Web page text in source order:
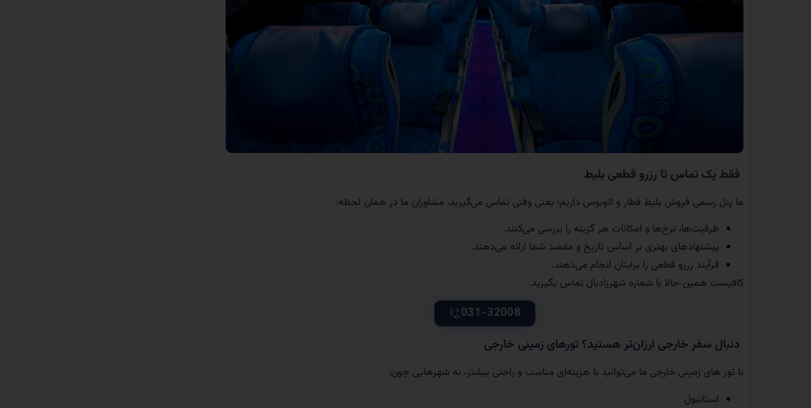
فقط یک تماس تا رزرو قطعی بلیط
ما پنل رسمی فروش بلیط قطار و اتوبوس داریم؛ یعنی وقتی تماس می‌گیرید، مشاوران ما در همان لحظه:
ظرفیت‌ها، نرخ‌ها و امکانات هر گزینه را بررسی می‌کنند.
پیشنهادهای بهتری بر اساس تاریخ و مقصد شما ارائه می‌دهند.
فرآیند رزرو قطعی را برایتان انجام می‌دهند.
کافیست همین حالا با شماره شهرزادبال تماس بگیرید.
031-32008
دنبال سفر خارجی ارزان‌تر هستید؟ تورهای زمینی خارجی
با تور های زمینی خارجی ما می‌توانید با هزینه‌ای مناسب و راحتی بیشتر، به شهرهایی چون:
استانبول